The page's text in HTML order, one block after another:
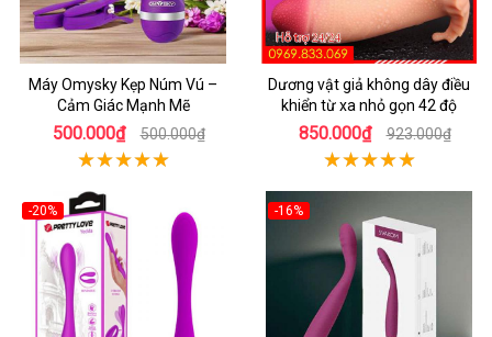
Máy Omysky Kẹp Núm Vú –
Cảm Giác Mạnh Mẽ
500.000₫ 500.000₫
Dương vật giả không dây điều
khiển từ xa nhỏ gọn 42 độ
850.000₫ 923.000₫
-20% -16%